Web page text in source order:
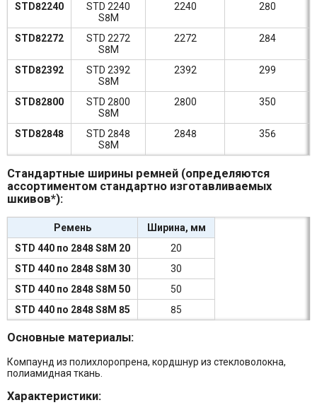
STD82240
STD 2240
S8M
2240 280
STD82272
STD 2272
S8M
2272 284
STD82392
STD 2392
S8M
2392 299
STD82800
STD 2800
S8M
2800 350
STD82848
STD 2848
S8M
2848 356
Стандартные ширины ремней (определяются
ассортиментом стандартно изготавливаемых
шкивов*):
Ремень
Ширина, мм
STD 440 по 2848 S8M 20
20
STD 440 по 2848 S8M 30
30
STD 440 по 2848 S8M 50
50
STD 440 по 2848 S8M 85
85
Основные материалы:
Компаунд из полихлоропрена, кордшнур из стекловолокна,
полиамидная ткань.
Характеристики: